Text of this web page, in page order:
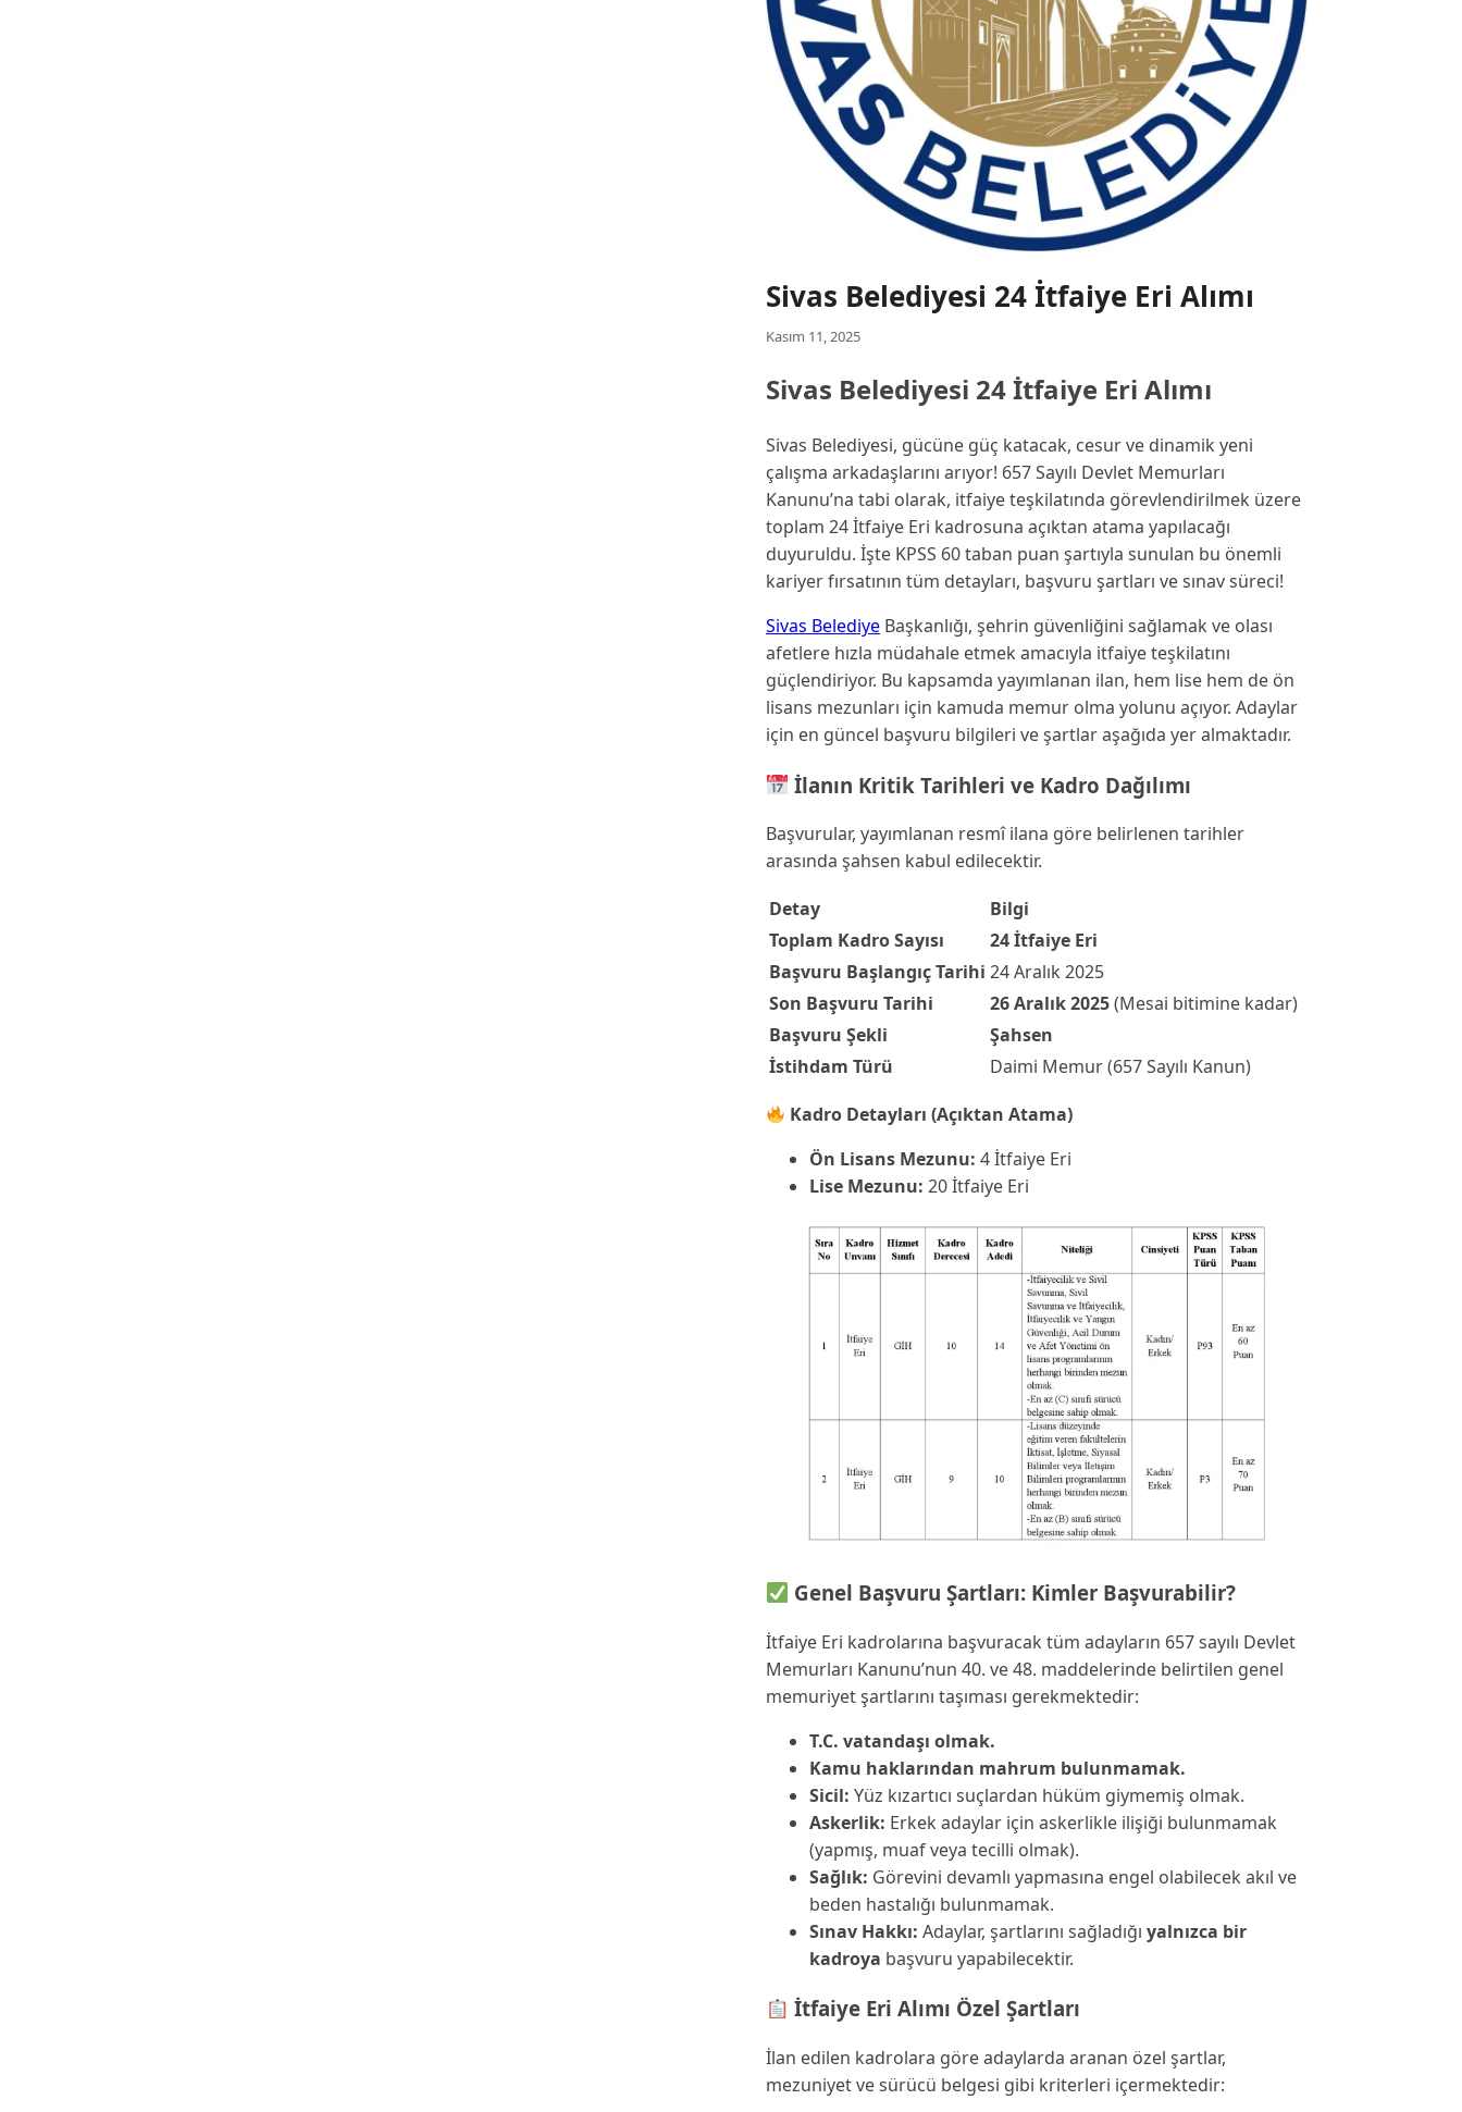
Sivas Belediyesi 24 İtfaiye Eri Alımı
Kasım 11, 2025
Sivas Belediyesi 24 İtfaiye Eri Alımı
Sivas Belediyesi, gücüne güç katacak, cesur ve dinamik yeni
çalışma arkadaşlarını arıyor! 657 Sayılı Devlet Memurları
Kanunu’na tabi olarak, itfaiye teşkilatında görevlendirilmek üzere
toplam 24 İtfaiye Eri kadrosuna açıktan atama yapılacağı
duyuruldu. İşte KPSS 60 taban puan şartıyla sunulan bu önemli
kariyer fırsatının tüm detayları, başvuru şartları ve sınav süreci!
Sivas Belediye Başkanlığı, şehrin güvenliğini sağlamak ve olası
afetlere hızla müdahale etmek amacıyla itfaiye teşkilatını
güçlendiriyor. Bu kapsamda yayımlanan ilan, hem lise hem de ön
lisans mezunları için kamuda memur olma yolunu açıyor. Adaylar
için en güncel başvuru bilgileri ve şartlar aşağıda yer almaktadır.
İlanın Kritik Tarihleri ve Kadro Dağılımı
Başvurular, yayımlanan resmî ilana göre belirlenen tarihler
arasında şahsen kabul edilecektir.
Detay
Bilgi
Toplam Kadro Sayısı
24 İtfaiye Eri
Başvuru Başlangıç Tarihi 24 Aralık 2025
Son Başvuru Tarihi
26 Aralık 2025(Mesai bitimine kadar)
Başvuru Şekli
Şahsen
İstihdam Türü
Daimi Memur (657 Sayılı Kanun)
Kadro Detayları (Açıktan Atama)
Ön Lisans Mezunu: 4 İtfaiye Eri
Lise Mezunu: 20 İtfaiye Eri
Genel Başvuru Şartları: Kimler Başvurabilir?
İtfaiye Eri kadrolarına başvuracak tüm adayların 657 sayılı Devlet
Memurları Kanunu’nun 40. ve 48. maddelerinde belirtilen genel
memuriyet şartlarını taşıması gerekmektedir:
T.C. vatandaşı olmak.
Kamu haklarından mahrum bulunmamak.
Sicil: Yüz kızartıcı suçlardan hüküm giymemiş olmak.
Askerlik: Erkek adaylar için askerlikle ilişiği bulunmamak
(yapmış, muaf veya tecilli olmak).
Sağlık: Görevini devamlı yapmasına engel olabilecek akıl ve
beden hastalığı bulunmamak.
Sınav Hakkı: Adaylar, şartlarını sağladığı yalnızca bir
kadroya başvuru yapabilecektir.
İtfaiye Eri Alımı Özel Şartları
İlan edilen kadrolara göre adaylarda aranan özel şartlar,
mezuniyet ve sürücü belgesi gibi kriterleri içermektedir: